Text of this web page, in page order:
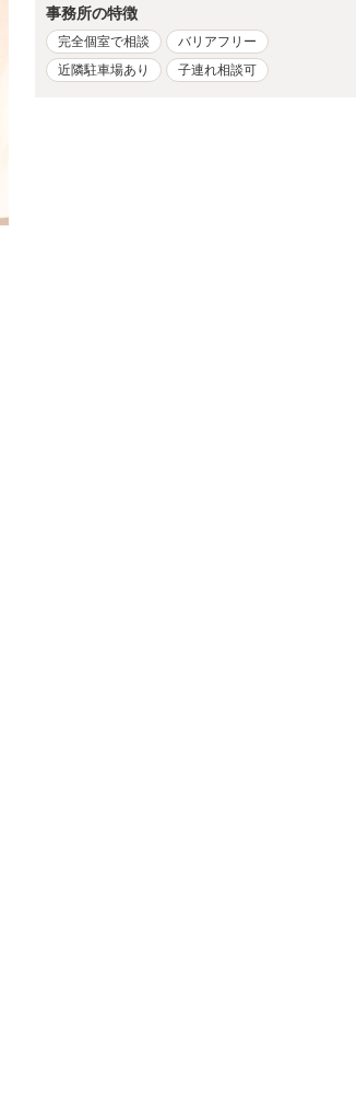
事務所の特徴
完全個室で相談
バリアフリー
近隣駐車場あり
子連れ相談可